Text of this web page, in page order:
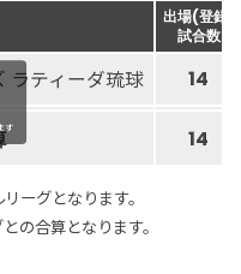
出場(登録)
試合数
ラティーダ琉球 14
14
す
ーグとなります。
の合算となります。